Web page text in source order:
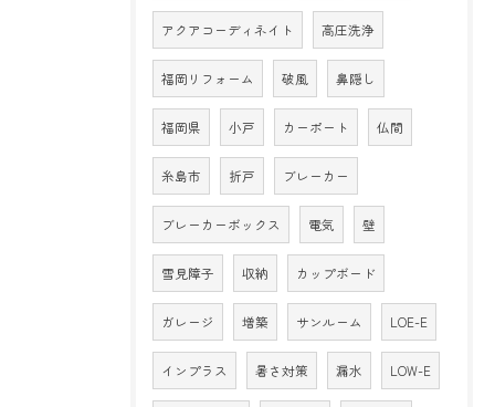
アクアコーディネイト 高圧洗浄
福岡リフォーム 破風 鼻隠し
福岡県 小戸 カーポート 仏間
糸島市 折戸 ブレーカー
ブレーカーボックス 電気 壁
雪見障子 収納 カップボード
ガレージ 増築 サンルーム LOE-E
インプラス 暑さ対策 漏水 LOW-E